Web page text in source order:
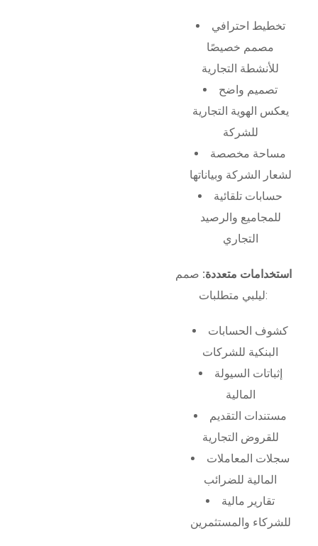
تخطيط احترافي
مصمم خصيصًا
للأنشطة التجارية
تصميم واضح
يعكس الهوية التجارية
للشركة
مساحة مخصصة
لشعار الشركة وبياناتها
حسابات تلقائية
للمجاميع والرصيد
التجاري
استخدامات متعددة: صمم
ليلبي متطلبات:
كشوف الحسابات
البنكية للشركات
إثباتات السيولة
المالية
مستندات التقديم
للقروض التجارية
سجلات المعاملات
المالية للضرائب
تقارير مالية
للشركاء والمستثمرين